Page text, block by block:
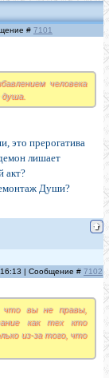
# 7101
человека
душа.
это прерогатива
лишает
акт?
Души?
| Сообщение # 7102
вы не правы,
как тех кто
из-за того, что